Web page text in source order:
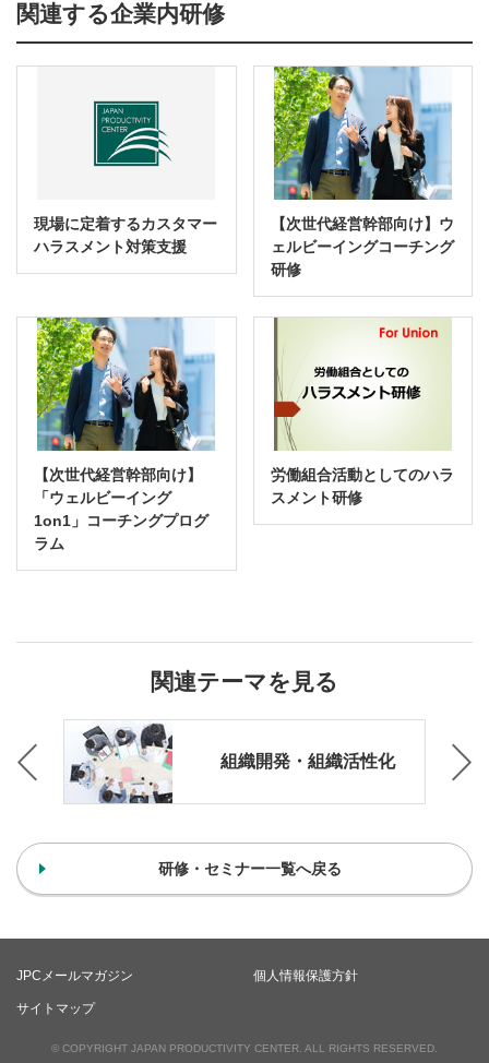
関連する企業内研修
現場に定着するカスタマー
ハラスメント対策支援
【次世代経営幹部向け】ウ
ェルビーイングコーチング
研修
【次世代経営幹部向け】
「ウェルビーイング
1on1」コーチングプログ
ラム
労働組合活動としてのハラ
スメント研修
関連テーマを見る
） 組織開発・組織活性化
研修・セミナー一覧へ戻る
JPCメールマガジン 個人情報保護方針
サイトマップ
© COPYRIGHT JAPAN PRODUCTIVITY CENTER. ALL RIGHTS RESERVED.